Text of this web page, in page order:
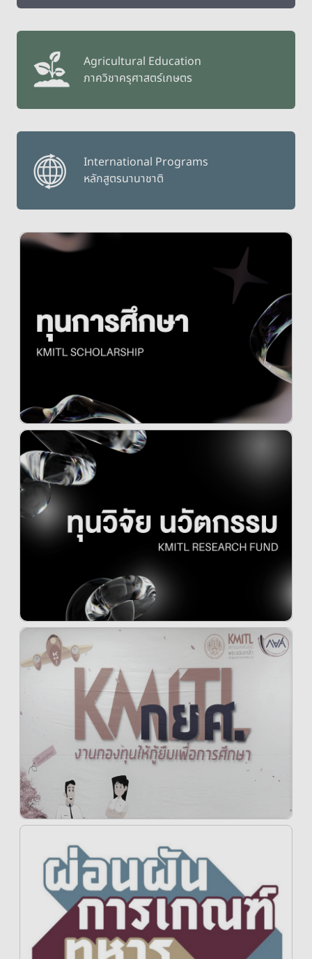
Agricultural Education
ภาควิชาครุศาสตร์เกษตร
International Programs
หลักสูตรนานาชาติ